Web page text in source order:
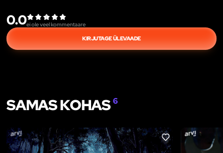
0.0ei ole veel kommentaare
KIRJUTAGE ÜLEVAADE
SAMAS KOHAS 6
LIKE